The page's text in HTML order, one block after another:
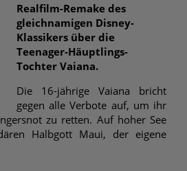
Realfilm-Remake des
gleichnamigen Disney-
Klassikers über die
Teenager-Häuptlings-
Tochter Vaiana.
Die 16-jährige Vaiana bricht
gegen alle Verbote auf, um ihr
zu retten. Auf hoher See
Halbgott Maui, der eigene